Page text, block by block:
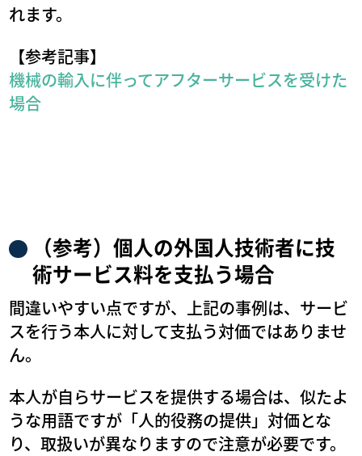
れます。
【参考記事】
機械の輸入に伴ってアフターサービスを受けた
場合
（参考）個人の外国人技術者に技
術サービス料を支払う場合
間違いやすい点ですが、上記の事例は、サービ
スを行う本人に対して支払う対価ではありませ
ん。
本人が自らサービスを提供する場合は、似たよ
うな用語ですが「人的役務の提供」対価とな
り、取扱いが異なりますので注意が必要です。